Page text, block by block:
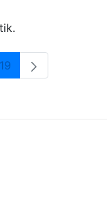
Use TAB to
Orrialdea
19